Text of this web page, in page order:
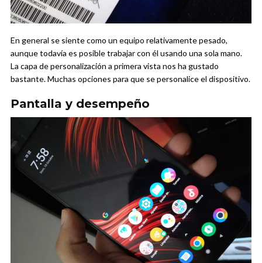
En general se siente como un equipo relativamente pesado,
aunque todavía es posible trabajar con él usando una sola mano.
La capa de personalización a primera vista nos ha gustado
bastante. Muchas opciones para que se personalice el dispositivo.
Pantalla y desempeño